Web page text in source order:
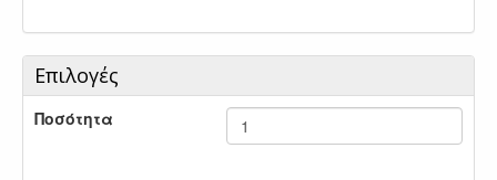
Επιλογές
Ποσότητα